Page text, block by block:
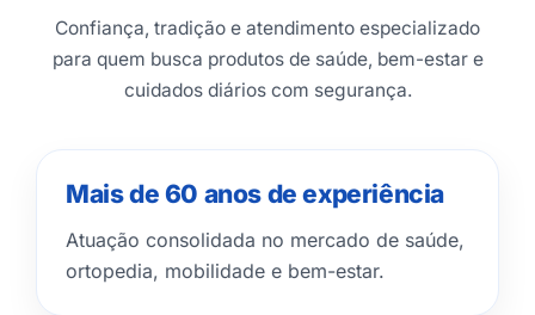
Confiança, tradição e atendimento especializado
para quem busca produtos de saúde, bem-estar e
cuidados diários com segurança.
Mais de 60 anos de experiência
Atuação consolidada no mercado de saúde,
ortopedia, mobilidade e bem-estar.